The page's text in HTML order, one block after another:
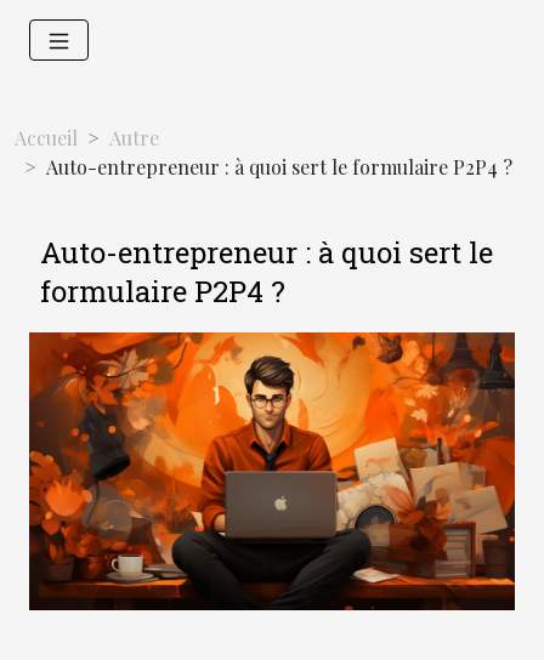
Accueil
Autre
Auto-entrepreneur : à quoi sert le formulaire P2P4 ?
Auto-entrepreneur : à quoi sert le
formulaire P2P4 ?